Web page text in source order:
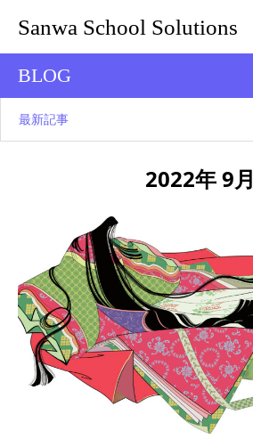
Sanwa School Solutions
BLOG
最新記事
2022年 9月